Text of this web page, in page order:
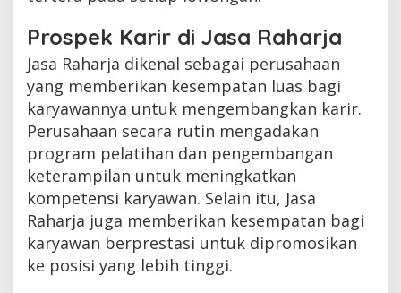
Prospek Karir di Jasa Raharja
Jasa Raharja dikenal sebagai perusahaan
yang memberikan kesempatan luas bagi
karyawannya untuk mengembangkan karir.
Perusahaan secara rutin mengadakan
program pelatihan dan pengembangan
keterampilan untuk meningkatkan
kompetensi karyawan. Selain itu, Jasa
Raharja juga memberikan kesempatan bagi
karyawan berprestasi untuk dipromosikan
ke posisi yang lebih tinggi.